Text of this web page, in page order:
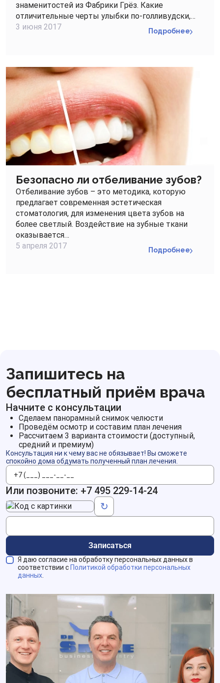
знаменитостей из Фабрики Грёз. Какие
отличительные черты улыбки по-голливудски,…
3 июня 2017
Подробнее
Безопасно ли отбеливание зубов?
Отбеливание зубов – это методика, которую
предлагает современная эстетическая
стоматология, для изменения цвета зубов на
более светлый. Воздействие на зубные ткани
оказывается…
5 апреля 2017
Подробнее
Запишитесь на
бесплатный приём врача
Начните с консультации
Сделаем панорамный снимок челюсти
Проведём осмотр и составим план лечения
Рассчитаем 3 варианта стоимости (доступный,
средний и премиум)
Консультация ни к чему вас не обязывает! Вы сможете
спокойно дома обдумать полученный план лечения.
Телефон
Записаться
Или позвоните: +7 495 229-14-24
↻
Код с картинки
Я даю согласие на обработку персональных данных в
соответствии с Политикой обработки персональных
данных